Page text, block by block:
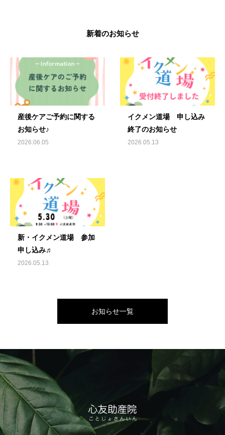
新着のお知らせ
産後ケアご予約に関する
お知らせ♪
2026.06.05
イクメン道場 申し込み
終了のお知らせ
2026.05.13
新・イクメン道場 参加
申し込み♬
2026.05.13
お知らせ一覧